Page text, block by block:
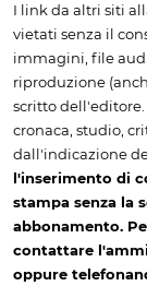
I link da altri siti
vietati senza il
immagini, file
riproduzione
scritto
cronaca, studio,
dall'indicazione
l'inserimento di
stampa senza la
abbonamento.
contattare
oppure